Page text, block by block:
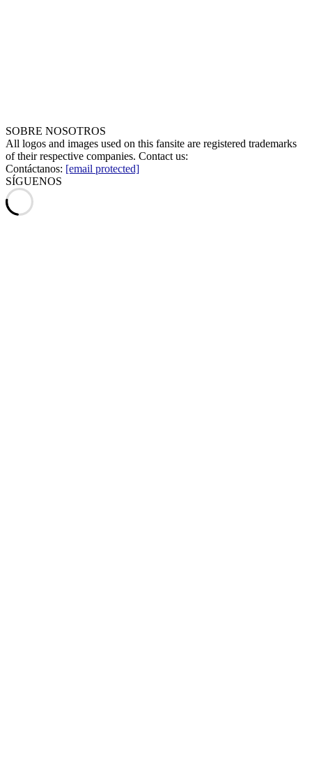
SOBRE NOSOTROS
All logos and images used on this fansite are registered trademarks
of their respective companies. Contact us:
Contáctanos: [email protected]
SÍGUENOS